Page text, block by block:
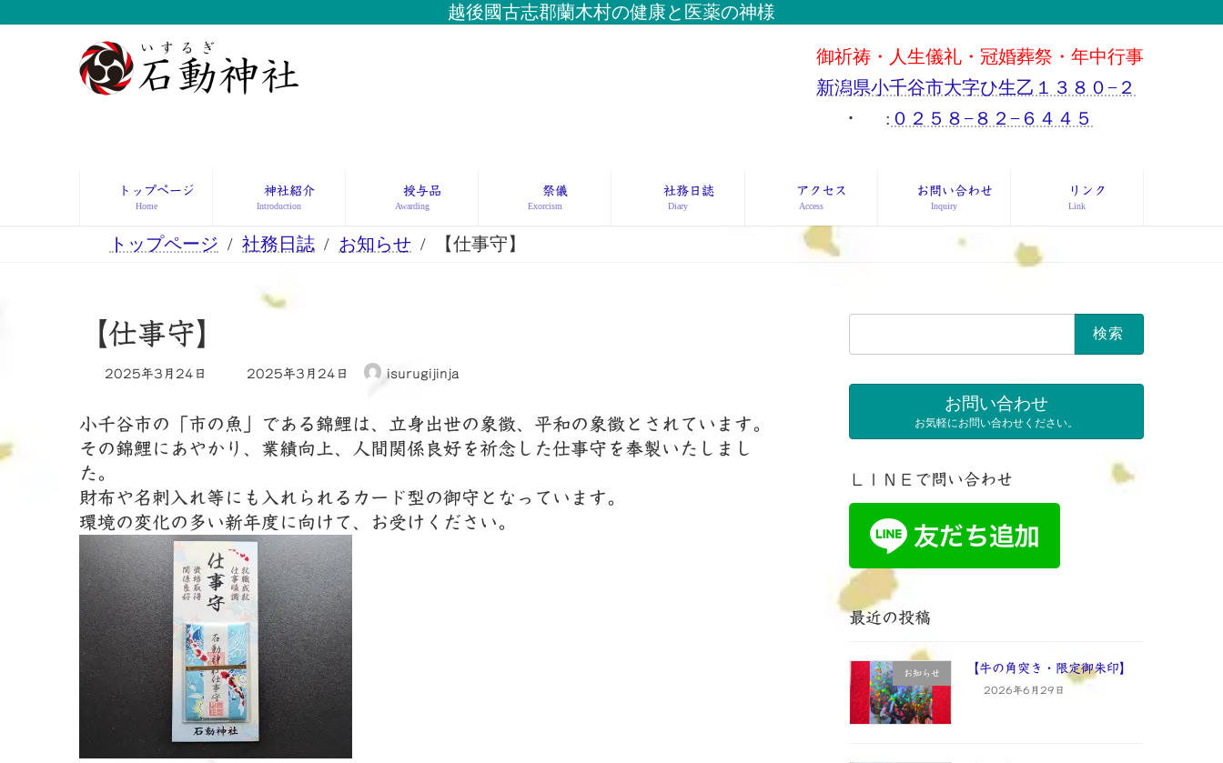
越後國古志郡蘭木村の健康と医薬の神様
御祈祷・人生儀礼・冠婚葬祭・年中行事
新潟県小千谷市大字ひ生乙１３８０−２
･
: ０２５８−８２−６４４５
トップページ
Home
神社紹介
Introduction
授与品
Awarding
祭儀
Exorcism
社務日誌
Diary
アクセス
Access
お問い合わせ
Inquiry
リンク
Link
トップページ 社務日誌 お知らせ 【仕事守】
【仕事守】
2025年3月24日
最
新
日
時
2025年3月24日 isurugijinja
小千谷市の「市の魚」である錦鯉は、立身出世の象徴、平和の象徴とされています。
その錦鯉にあやかり、業績向上、人間関係良好を祈念した仕事守を奉製いたしまし
た。
財布や名刺入れ等にも入れられるカード型の御守となっています。
環境の変化の多い新年度に向けて、お受けください。
索:
お問い合わせ
お気軽にお問い合わせください。
ＬＩＮＥで問い合わせ
最近の投稿
お知らせ 【牛の角突き・限定御朱印】
2026年6月29日